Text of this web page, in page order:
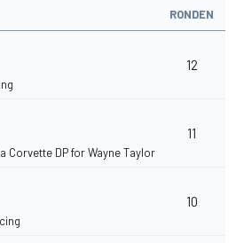
RONDEN
12
Corvette DP for Wayne Taylor
11
10